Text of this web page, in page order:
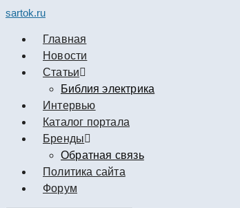
sartok.ru
Главная
Новости
Cтатьи
Библия электрика
Интервью
Каталог портала
Бренды
Обратная связь
Политика сайта
Форум